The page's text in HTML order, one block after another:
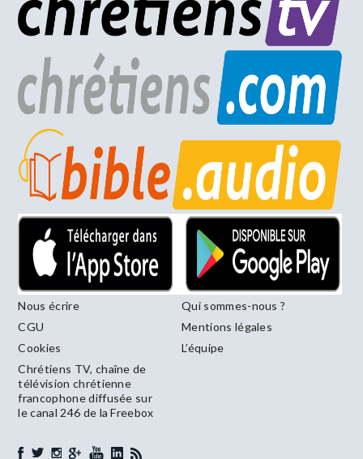
Nous écrire
Qui sommes-nous ?
CGU
Mentions légales
Cookies
L’équipe
Chrétiens TV, chaîne de
télévision chrétienne
francophone diffusée sur
le canal 246 de la Freebox